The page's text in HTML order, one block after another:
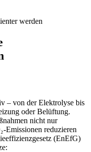
– von der Elektrolyse bis
oder Belüftung.
nicht nur
Emissionen reduzieren
(EnEfG)